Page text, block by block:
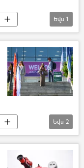
Եվս 1
Եվս 2